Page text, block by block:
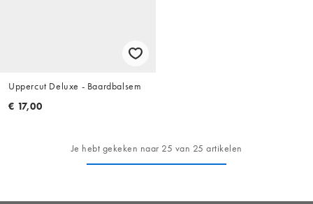
Uppercut Deluxe - Baardbalsem
€ 17,00
Je hebt gekeken naar 25 van 25 artikelen